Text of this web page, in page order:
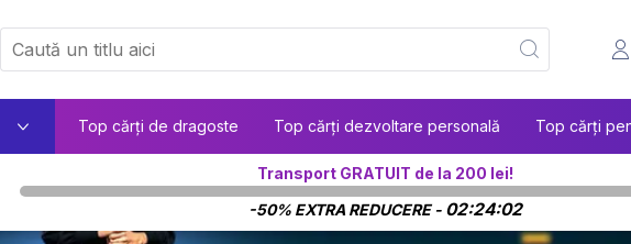
Top cărți de dragoste Top cărți dezvoltare personală Top cărți
Transport GRATUIT de la 200 lei!
-50% EXTRA REDUCERE - 02:24:00